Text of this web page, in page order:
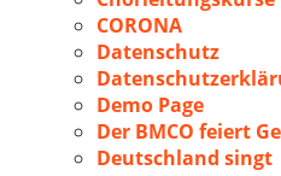
CORONA
Datenschutz
Demo Page
Der BMCO feiert
Deutschland singt